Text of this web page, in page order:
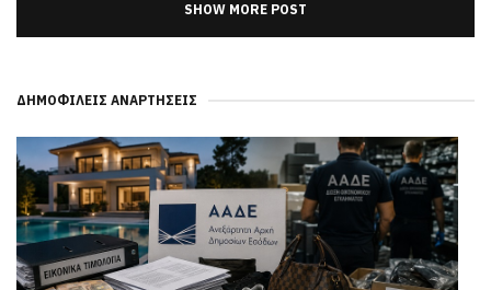
SHOW MORE POST
ΔΗΜΟΦΙΛΕΊΣ ΑΝΑΡΤΉΣΕΙΣ